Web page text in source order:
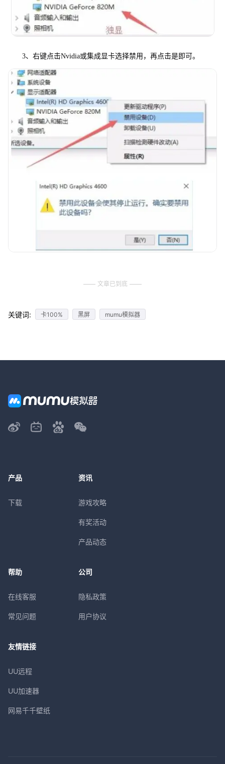
3、右键点击Nvidia或集成显卡选择禁用，再点击是即可。
文章已到底
关键词: 卡100% 黑屏 mumu模拟器
产品
下载
资讯
游戏攻略
有奖活动
产品动态
帮助
在线客服
常见问题
公司
隐私政策
用户协议
友情链接
UU远程
UU加速器
网易千千壁纸